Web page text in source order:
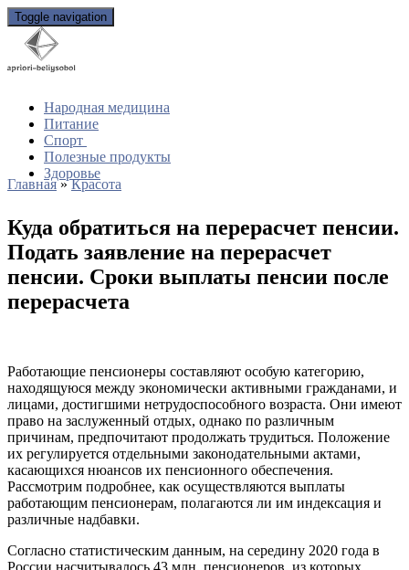
Toggle navigation
Народная медицина
Питание
Спорт
Полезные продукты
Здоровье
Главная»Красота
Куда обратиться на перерасчет пенсии.
Подать заявление на перерасчет
пенсии. Сроки выплаты пенсии после
перерасчета
Работающие пенсионеры составляют особую категорию,
находящуюся между экономически активными гражданами, и
лицами, достигшими нетрудоспособного возраста. Они имеют
право на заслуженный отдых, однако по различным
причинам, предпочитают продолжать трудиться. Положение
их регулируется отдельными законодательными актами,
касающихся нюансов их пенсионного обеспечения.
Рассмотрим подробнее, как осуществляются выплаты
работающим пенсионерам, полагаются ли им индексация и
различные надбавки.
Согласно статистическим данным, на середину 2020 года в
России насчитывалось 43 млн. пенсионеров, из которых